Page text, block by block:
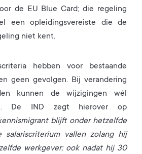
de EU Blue Card; die regeling
een opleidingsvereiste die de
niet kent.
hebben voor bestaande
geen gevolgen. Bij verandering
kunnen de wijzigingen wél
De IND zegt hierover op
blijft onder hetzelfde
salariscriterium vallen zolang hij
werkgever; ook nadat hij 30